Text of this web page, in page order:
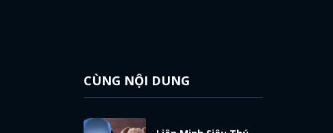
CÙNG NỘI DUNG